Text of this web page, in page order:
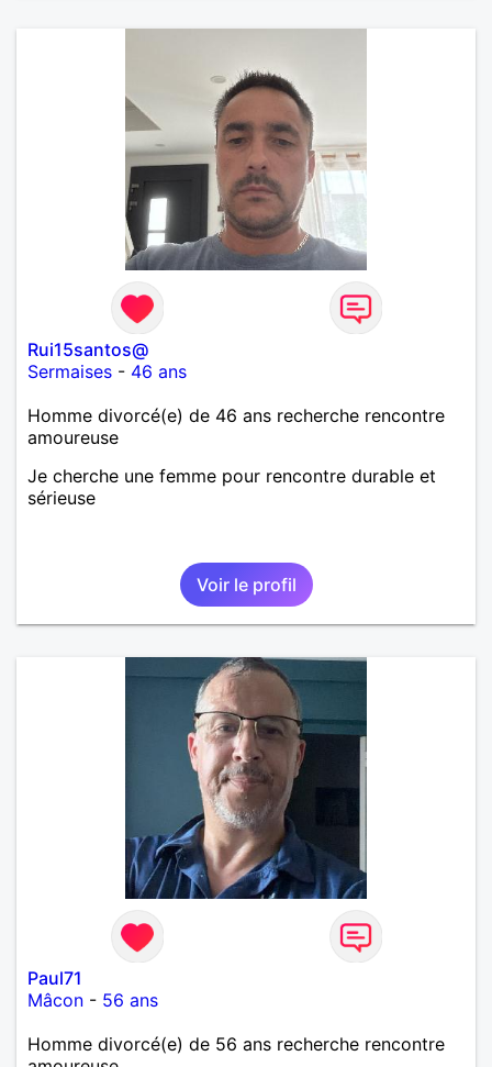
Rui15santos@
Sermaises - 46 ans
Homme divorcé(e) de 46 ans recherche rencontre
amoureuse
Je cherche une femme pour rencontre durable et
sérieuse
Voir le profil
Paul71
Mâcon - 56 ans
Homme divorcé(e) de 56 ans recherche rencontre